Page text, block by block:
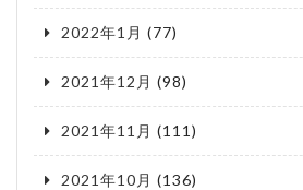
2022年1月 (77)
2021年12月 (98)
2021年11月 (111)
2021年10月 (136)